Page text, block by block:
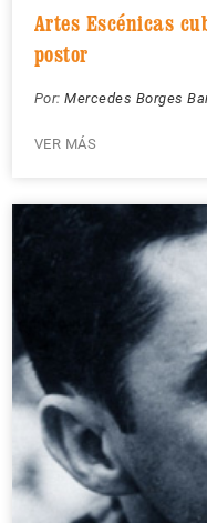
Artes Escénicas
postor
Por: Mercedes Borges
VER MÁS